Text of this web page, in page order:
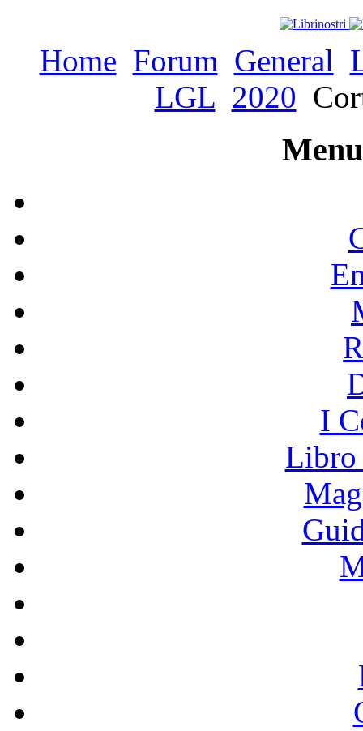
Home Forum General
LGL 2020
I
Libro